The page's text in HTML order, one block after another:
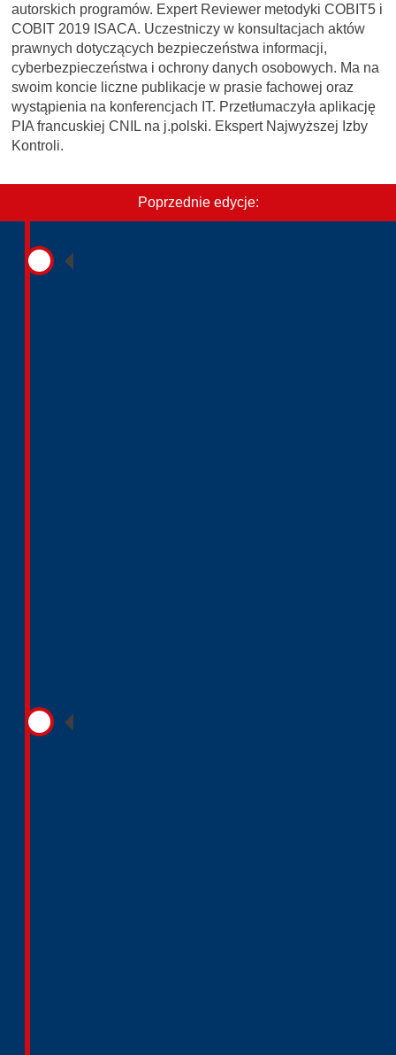
autorskich programów. Expert Reviewer metodyki COBIT5 i
COBIT 2019 ISACA. Uczestniczy w konsultacjach aktów
prawnych dotyczących bezpieczeństwa informacji,
cyberbezpieczeństwa i ochrony danych osobowych. Ma na
swoim koncie liczne publikacje w prasie fachowej oraz
wystąpienia na konferencjach IT. Przetłumaczyła aplikację
PIA francuskiej CNIL na j.polski. Ekspert Najwyższej Izby
Kontroli.
Poprzednie edycje: